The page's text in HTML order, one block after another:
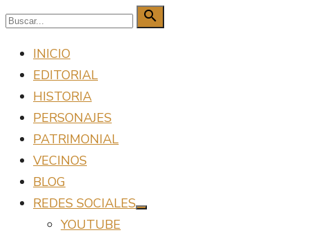
Saltar
contenido
Buscar: 
Buscar
INICIO
EDITORIAL
HISTORIA
PERSONAJES
PATRIMONIAL
VECINOS
BLOG
REDES SOCIALES
Mostrar
YOUTUBE